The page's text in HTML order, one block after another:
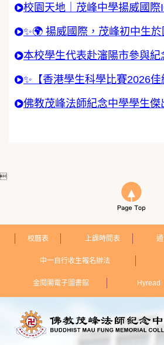
校園天地｜茂峰中學揚威國際
✨🌍 揚威國際，茂峰初中生
本校學生代表赴瀋陽市參與紀
✨【香港學生科學比賽2026佳
佛教茂峰法師紀念中學學生傑

校曆表 上課時間表
中一自行收生報名辦法
金閱閣電子圖書館 Hyread